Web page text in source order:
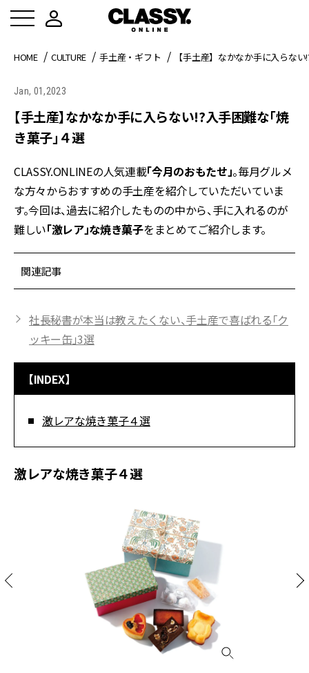
HOME CULTURE 手土産・ギフト 【手土産】なかなか手に入らな
Jan, 01,2023
【手土産】なかなか手に入らない!?入手困難な「焼
き菓子」４選
CLASSY.ONLINEの人気連載「今月のおもたせ」。毎月グルメ
な方々からおすすめの手土産を紹介していただいていま
す。今回は、過去に紹介したものの中から、手に入れるのが
難しい「激レア」な焼き菓子をまとめてご紹介します。
関連記事
社長秘書が本当は教えたくない、手土産で喜ばれる「ク
ッキー缶」3選
【INDEX】
激レアな焼き菓子４選
激レアな焼き菓子４選